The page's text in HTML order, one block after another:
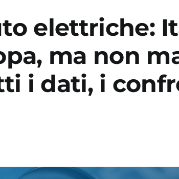
elettriche:
ma non
i dati, i